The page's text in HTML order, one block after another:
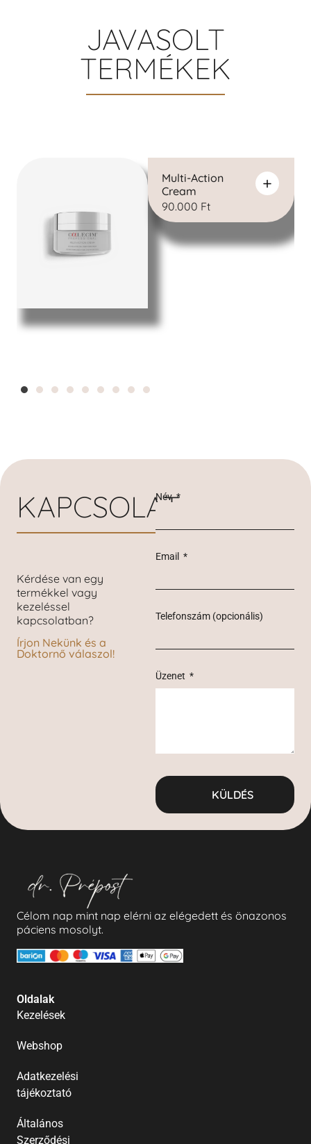
JAVASOLT
TERMÉKEK
Multi-Action
Cream
90.000 Ft
KAPCSOLAT
Kérdése van egy
termékkel vagy
kezeléssel
kapcsolatban?
Írjon Nekünk és a
Doktornő válaszol!
Név
Email
Telefonszám (opcionális)
Üzenet
KÜLDÉS
Célom nap mint nap elérni az elégedett és önazonos
páciens mosolyt.
Oldalak
Kezelések
Webshop
Adatkezelési
tájékoztató
Általános
Szerződési